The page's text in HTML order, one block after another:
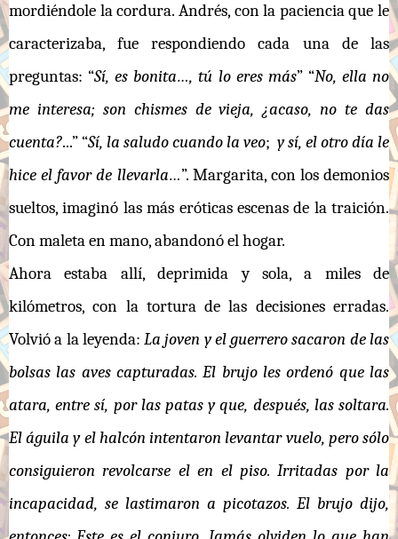
mordiéndole la cordura. Andrés, con la paciencia que le
caracterizaba, fue respondiendo cada una de las
preguntas: “Sí, es bonita…, tú lo eres más” “No, ella no
me interesa; son chismes de vieja, ¿acaso, no te das
cuenta?...” “Sí, la saludo cuando la veo; y sí, el otro día le
hice el favor de llevarla…”. Margarita, con los demonios
sueltos, imaginó las más eróticas escenas de la traición.
Con maleta en mano, abandonó el hogar.
Ahora estaba allí, deprimida y sola, a miles de
kilómetros, con la tortura de las decisiones erradas.
Volvió a la leyenda:La joven y el guerrero sacaron de las
bolsas las aves capturadas. El brujo les ordenó que las
atara, entre sí, por las patas y que, después, las soltara.
El águila y el halcón intentaron levantar vuelo, pero sólo
consiguieron revolcarse el en el piso. Irritadas por la
incapacidad, se lastimaron a picotazos. El brujo dijo,